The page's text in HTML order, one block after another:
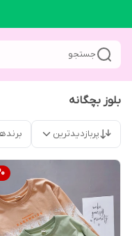
جستجو
بلوز بچگانه
پربازدیدترین